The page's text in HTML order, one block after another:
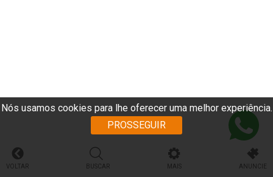
Nós usamos cookies para lhe oferecer uma melhor experiência.
PROSSEGUIR
VOLTAR BUSCAR MAIS ANUNCIE